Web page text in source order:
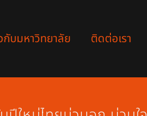
กับมหาวิทยาลัย ติดต่อเรา